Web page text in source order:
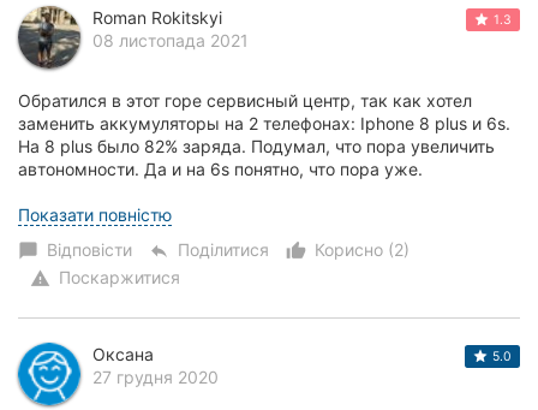
Roman Rokitskyi
08 листопада 2021
1.3
Обратился в этот горе сервисный центр, так как хотел
заменить аккумуляторы на 2 телефонах: Iphone 8 plus и 6s.
На 8 plus было 82% заряда. Подумал, что пора увеличить
автономности. Да и на 6s понятно, что пора уже.
Вроде все как обычно, есть копия...
Показати повністю
chat_bubble Відповісти reply Поділитися thumb_up_alt
Корисно (2)
warning Поскаржитися
Оксана
27 грудня 2020
5.0